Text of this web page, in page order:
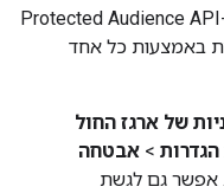
משתמשים יכולים לחסום את הגישה ל-Protected Audience API
באמצעות כל אחד
של ארגז החול
הגדרות > אבטחה
. אפשר גם לגשת